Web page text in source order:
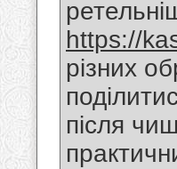
https://
різних
після